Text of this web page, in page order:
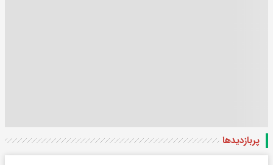
پربازدید‌ها